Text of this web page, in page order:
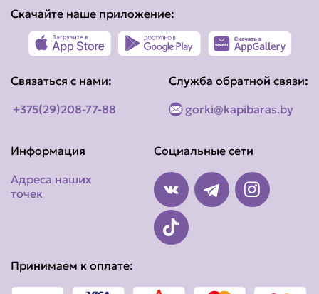
Скачайте наше приложение:
Связаться с нами:
+375(29)208-77-88
Служба обратной связи:
gorki@kapibaras.by
Информация
Адреса наших
точек
Социальные сети
Принимаем к оплате: